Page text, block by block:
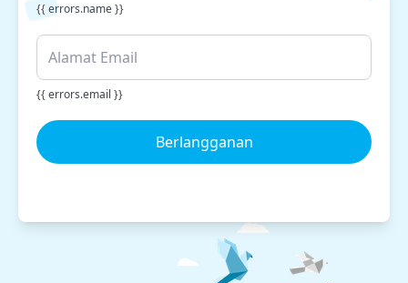
{{ errors.name }}
{{ errors.email }}
Berlangganan